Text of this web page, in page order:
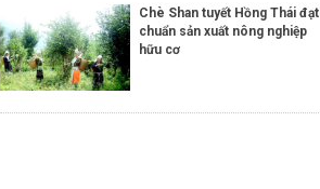
Chè Shan tuyết Hồng Thái đạt
chuẩn sản xuất nông nghiệp
hữu cơ